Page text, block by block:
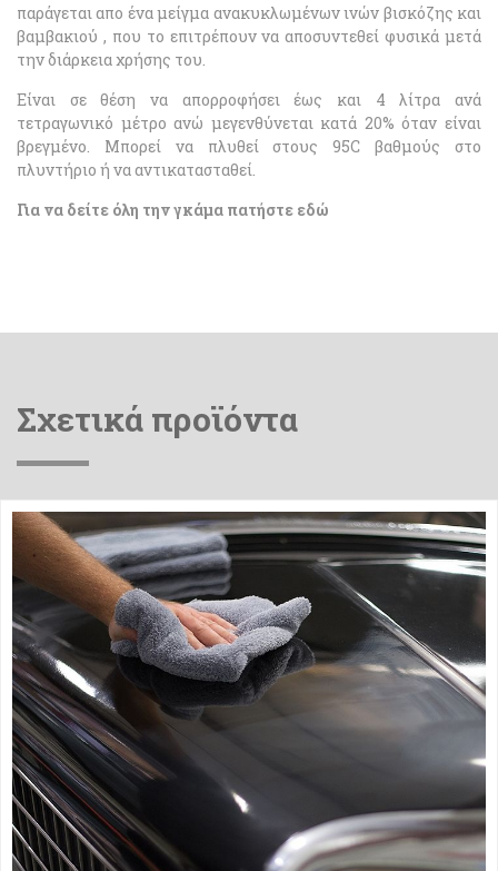
παράγεται απο ένα μείγμα ανακυκλωμένων ινών βισκόζης και
βαμβακιού , που το επιτρέπουν να αποσυντεθεί φυσικά μετά
την διάρκεια χρήσης του.
Είναι σε θέση να απορροφήσει έως και 4 λίτρα ανά
τετραγωνικό μέτρο ανώ μεγενθύνεται κατά 20% όταν είναι
βρεγμένο. Μπορεί να πλυθεί στους 95C βαθμούς στο
πλυντήριο ή να αντικατασταθεί.
Για να δείτε όλη την γκάμα πατήστε εδώ
Σχετικά προϊόντα